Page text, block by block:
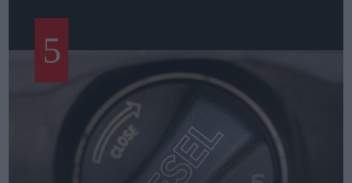
5